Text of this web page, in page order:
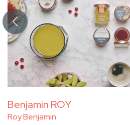
Benjamin ROY
Roy Benjamin